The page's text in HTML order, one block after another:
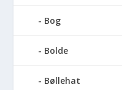
Bog
Bolde
Bøllehat